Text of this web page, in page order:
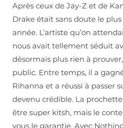
Après ceux de Jay-Z et de
Drake était sans doute le
année. L’artiste qu’on
nous avait tellement séduit
désormais plus rien à
public. Entre temps, il a
Rihanna et a réussi à passer
devenu crédible. La
être super kitsh, mais le
vous le garantie. Avec